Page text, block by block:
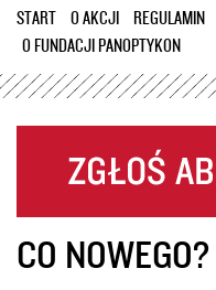
START O AKCJI REGULAMIN
O FUNDACJI PANOPTYKON
CO NOWEGO?